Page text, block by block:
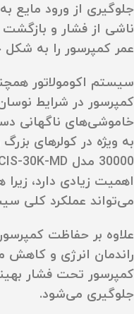
جلوگیری از ورود مایع
ناشی از فشار و
عمر کمپرسور را به
سیستم اکومولاتور
کمپرسور در شرایط
خاموشی‌های ناگهانی
به ویژه در کولرهای
اهمیت زیادی دارد،
می‌تواند عملکرد کلی
علاوه بر حفاظت
راندمان انرژی و
کمپرسور تحت فشار
جلوگیری می‌شود.